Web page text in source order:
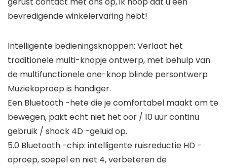
bevredigende winkelervaring hebt!
Intelligente bedieningsknoppen: Verlaat het
traditionele multi-knopje ontwerp, met behulp van
de multifunctionele one-knop blinde persontwerp
Muziekoproep is handiger.
Een Bluetooth -hete die je comfortabel maakt om te
bewegen, pakt echt niet het oor / 10 uur continu
gebruik / shock 4D -geluid op.
5.0 Bluetooth -chip: intelligente ruisreductie HD -
oproep, soepel en niet 4, verbeteren de